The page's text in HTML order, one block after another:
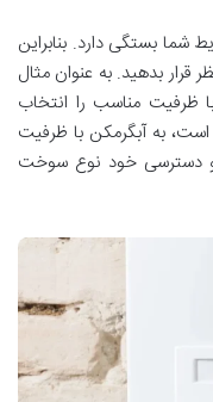
شما بستگی دارد. بنابراین
قرار بدهید. به عنوان مثال
ظرفیت مناسب را انتخاب
است، به آبگرمکن با ظرفیت
و دسترسی خود نوع سوخت